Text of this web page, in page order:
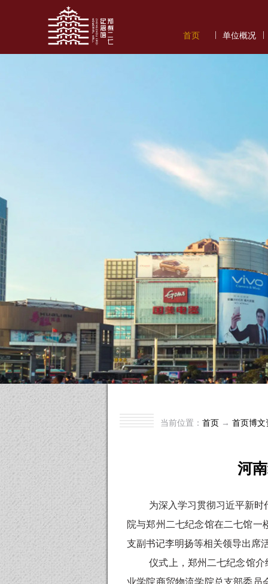
首页 单位概况
当前位置： 首页 → 首页博文
河
为深入学习贯彻习近平新
院与郑州二七纪念馆在二七馆
支副书记李明扬等相关领导出席
仪式上，郑州二七纪念馆
业学院商贸物流学院总支部委员